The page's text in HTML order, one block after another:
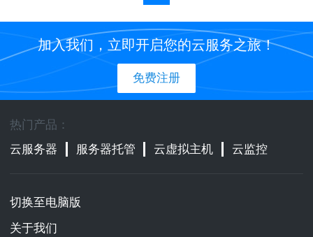
加入我们，立即开启您的云服务之旅！
免费注册
热门产品：
云服务器
服务器托管 云虚拟主机 云监控
切换至电脑版
关于我们